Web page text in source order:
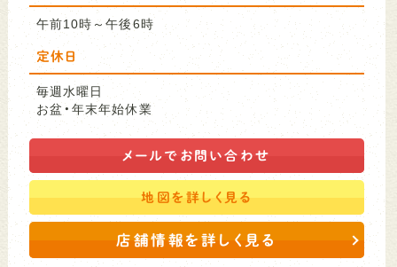
午前10時～午後6時
定休日
毎週水曜日
お盆・年末年始休業
メールで お問い合わせ
地図を詳しく見る
店舗情報を詳しく見る